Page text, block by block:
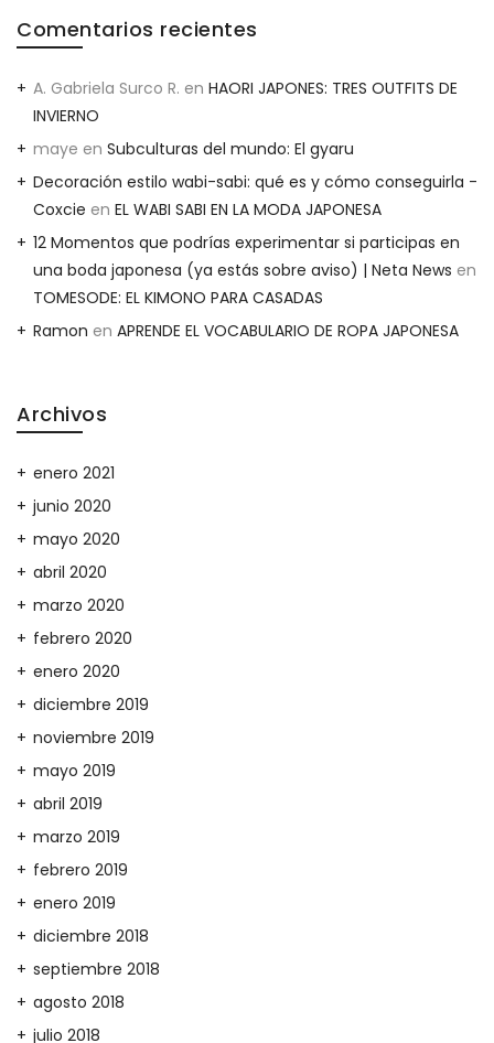
Comentarios recientes
A. Gabriela Surco R. en HAORI JAPONES: TRES OUTFITS DE
INVIERNO
maye en Subculturas del mundo: El gyaru
Decoración estilo wabi-sabi: qué es y cómo conseguirla -
Coxcie en EL WABI SABI EN LA MODA JAPONESA
12 Momentos que podrías experimentar si participas en
una boda japonesa (ya estás sobre aviso) | Neta News en
TOMESODE: EL KIMONO PARA CASADAS
Ramon en APRENDE EL VOCABULARIO DE ROPA JAPONESA
Archivos
enero 2021
junio 2020
mayo 2020
abril 2020
marzo 2020
febrero 2020
enero 2020
diciembre 2019
noviembre 2019
mayo 2019
abril 2019
marzo 2019
febrero 2019
enero 2019
diciembre 2018
septiembre 2018
agosto 2018
julio 2018